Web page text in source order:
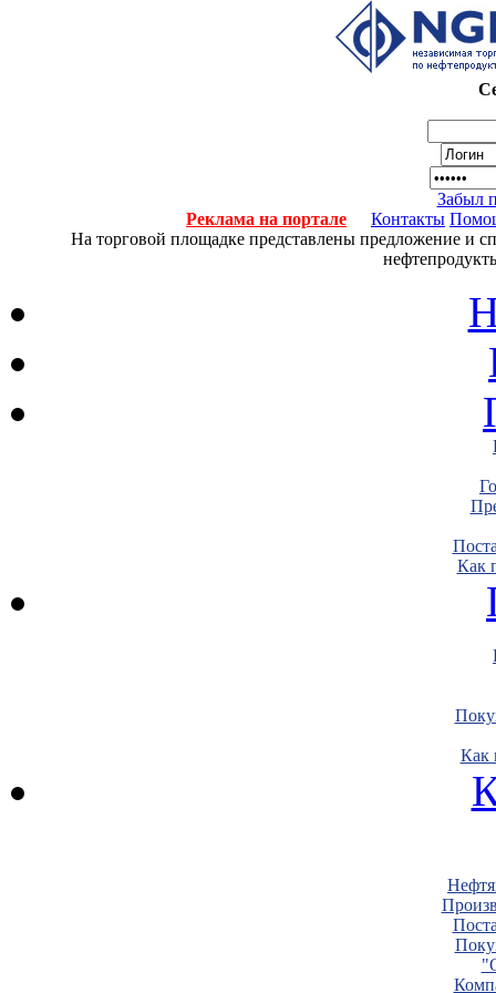
Забыл
Реклама на портале
Контакты
На торговой площадке представлены предложение и
Как
Как